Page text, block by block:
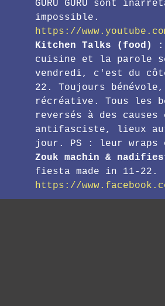
GURU GURU sont
impossible.
https://
Kitchen Talks (food)
:
cuisine et la parole
vendredi, c'est du
22. Toujours
récréative. Tous les
reversés à des
antifasciste, lieux
jour. PS : leur wraps
Zouk machin &
fiesta made in 11-22.
https://